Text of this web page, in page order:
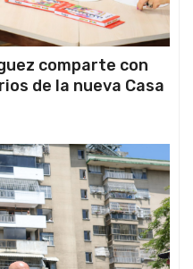
comparte con
de la nueva Casa
en Caracas